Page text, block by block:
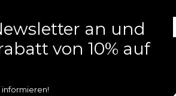
an und
von 10% auf
informieren!